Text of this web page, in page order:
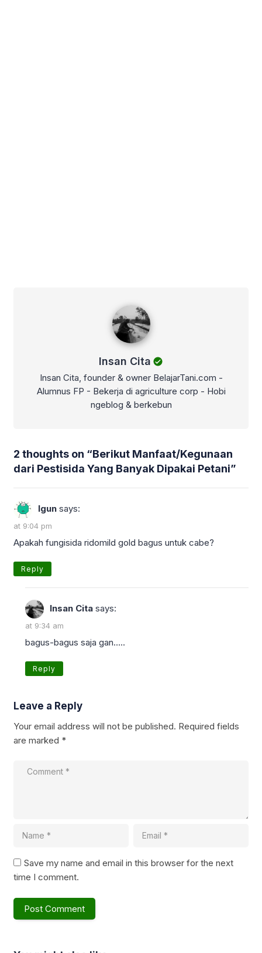
Insan Cita
Insan Cita, founder & owner BelajarTani.com -
Alumnus FP - Bekerja di agriculture corp - Hobi
ngeblog & berkebun
2 thoughts on “Berikut Manfaat/Kegunaan
dari Pestisida Yang Banyak Dipakai Petani”
Igun says:
at 9:04 pm
Apakah fungisida ridomild gold bagus untuk cabe?
Reply
Insan Cita says:
at 9:34 am
bagus-bagus saja gan…..
Reply
Leave a Reply
Your email address will not be published. Required fields
are marked *
Save my name and email in this browser for the next
time I comment.